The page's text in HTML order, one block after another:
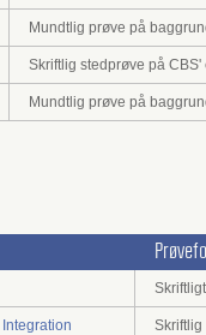
Mundtlig prøve på
Skriftlig stedprøve på CBS'
Mundtlig prøve på
Skriftlig